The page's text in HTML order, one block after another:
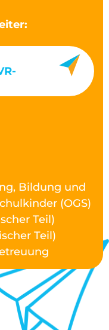
Bildung und
(OGS)
Teil)
Teil)